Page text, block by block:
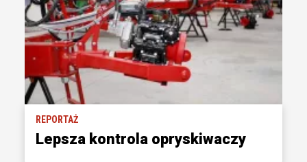
REPORTAŻ
Lepsza kontrola opryskiwaczy